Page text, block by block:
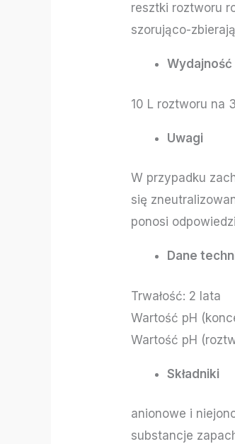
resztki roztworu
szorująco-
Wydajność
10 L roztworu na
Uwagi
W przypadku
się
ponosi
Dane
Trwałość: 2 lata
Wartość pH
Wartość pH
Składniki
anionowe i
substancje